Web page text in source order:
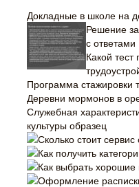
Докладные в школе на
Решение
с ответами
Какой тест
Программа стажировки
Деревни мормонов в
Служебная
культуры образец
Сколько стоит
Как получить
Как выбрать хорошие
Оформление